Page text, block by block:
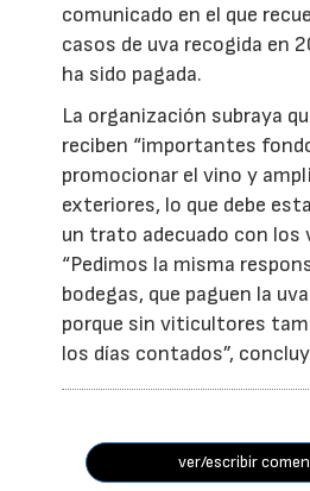
comunicado en el que
casos de uva recogida en
ha sido pagada.
La organización subraya
reciben “importantes
promocionar el vino y
exteriores, lo que debe
un trato adecuado con
“Pedimos la misma
bodegas, que paguen la
porque sin viticultores
los días contados”,
ver/escribir